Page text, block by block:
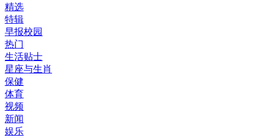
精选
特辑
早报校园
热门
生活贴士
星座与生肖
保健
体育
视频
新闻
娱乐